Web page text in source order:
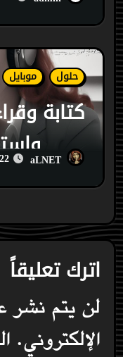
حلول موبايل
كتابة
aLNET
اترك تعليقاً
لن يتم نشر
الإلكتروني.